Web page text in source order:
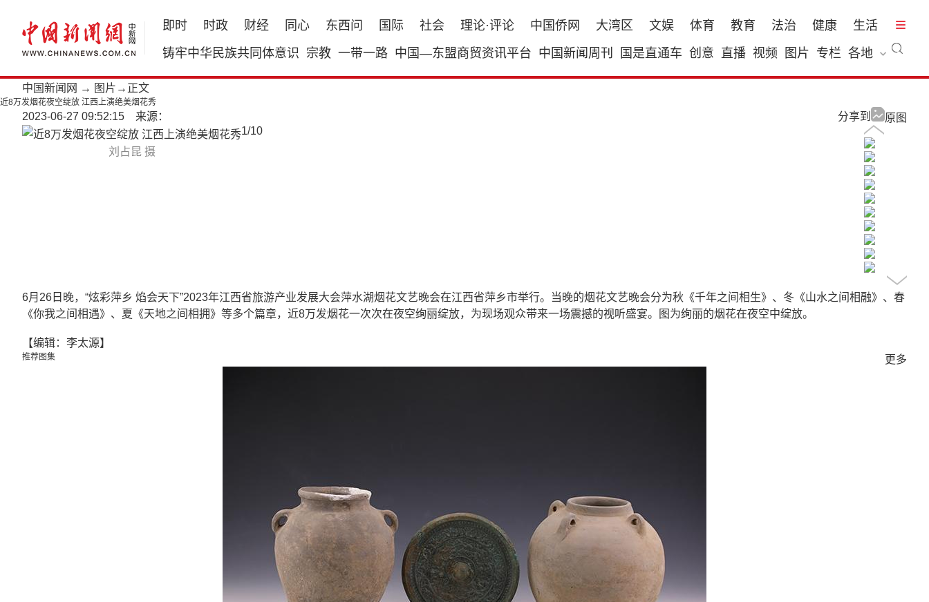
即时 时政 财经 同心 东西问 国际 社会 理论·评论 中国侨网 大湾区 文娱 体育 教育 法治 健康
生活
铸牢中华民族共同体意识 宗教 一带一路 中国—东盟商贸资讯平台 中国新闻周刊 国是直通车 创意 直播 视频 图片 专栏 各地
中国新闻网 → 图片 →正文
近8万发烟花夜空绽放 江西上演绝美烟花秀
2023-06-27 09:52:15 来源： 原图
分享到
刘占昆 摄
1/10
6月26日晚，“炫彩萍乡 焰会天下”2023年江西省旅游产业发展大会萍水湖烟花文艺晚会在江西省萍乡市举行。当晚的烟花文艺晚会分为秋《千年之间相生》、冬《山水之间相融》、春
《你我之间相遇》、夏《天地之间相拥》等多个篇章，近8万发烟花一次次在夜空绚丽绽放，为现场观众带来一场震撼的视听盛宴。图为绚丽的烟花在夜空中绽放。
【编辑：李太源】
推荐图集 更多